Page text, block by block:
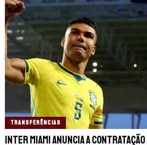
TRANSFERÊNCIAS
Inter Miami anuncia a contratação